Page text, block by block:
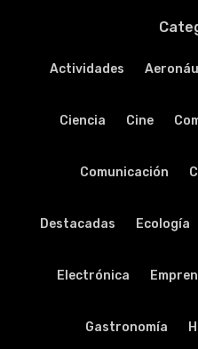
Actividades
Ciencia Cine
Comunicación
Destacadas Ecología
Electrónica
Gastronomía